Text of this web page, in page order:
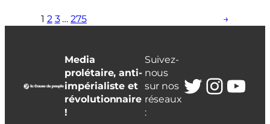
1 2 3 … 275 →
Media
prolétaire, anti-
impérialiste et
révolutionnaire
!
Suivez-
nous
sur nos
réseaux
:
Twitter